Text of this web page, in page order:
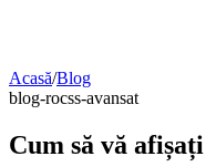
Acasă/Blog
blog-rocss-avansat
Cum să vă